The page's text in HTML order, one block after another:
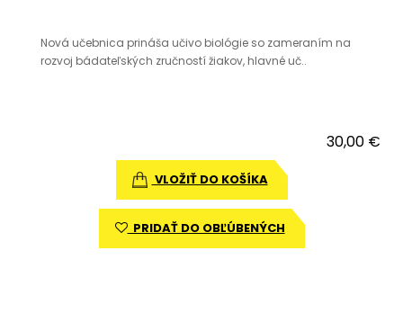
Nová učebnica prináša učivo biológie so zameraním na
rozvoj bádateľských zručností žiakov, hlavné uč..
30,00 €
VLOŽIŤ DO KOŠÍKA
PRIDAŤ DO OBĽÚBENÝCH